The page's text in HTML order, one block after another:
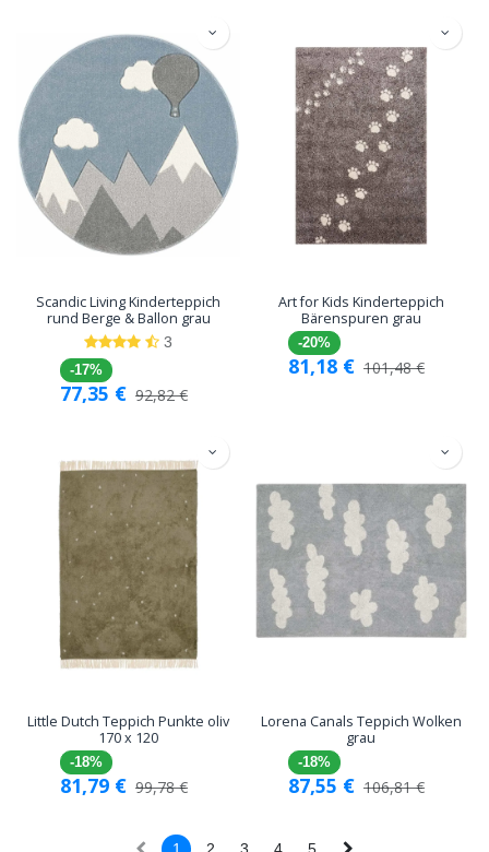
Scandic Living Kinderteppich
rund Berge & Ballon grau
3
-17%
77,35 € 92,82€
Art for Kids Kinderteppich
Bärenspuren grau
-20%
81,18 € 101,48€
Little Dutch Teppich Punkte oliv
170 x 120
-18%
81,79 € 99,78€
Lorena Canals Teppich Wolken
grau
-18%
87,55 € 106,81€